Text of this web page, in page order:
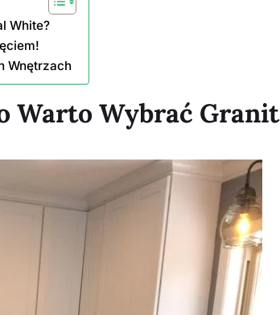
White?
Wnętrzach
Warto Wybrać Granit